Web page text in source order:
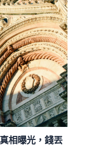
相曝光，錢丟